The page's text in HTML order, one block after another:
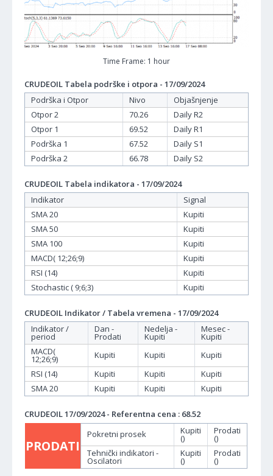
Time Frame: 1 hour
CRUDEOIL Tabela podrške i otpora - 17/09/2024
Podrška i Otpor
Nivo
Objašnjenje
Otpor 2
70.26
Daily R2
Otpor 1
69.52
Daily R1
Podrška 1
67.52
Daily S1
Podrška 2
66.78 Daily S2
CRUDEOIL Tabela indikatora - 17/09/2024
Indikator
Signal
SMA 20
Kupiti
SMA 50
Kupiti
SMA 100
Kupiti
MACD( 12;26;9)
Kupiti
RSI (14)
Kupiti
Stochastic ( 9;6;3)
Kupiti
CRUDEOIL Indikator / Tabela vremena - 17/09/2024
Indikator /
period
Dan -
Prodati
Nedelja -
Kupiti
Mesec -
Kupiti
MACD(
12;26;9) Kupiti Kupiti
Kupiti
RSI (14)
Kupiti Kupiti
Kupiti
SMA 20
Kupiti Kupiti Kupiti
CRUDEOIL 17/09/2024 - Referentna cena : 68.52
PRODATI
Pokretni prosek Kupiti
()
Prodati
()
Tehnički indikatori -
Oscilatori
Kupiti
()
Prodati
()